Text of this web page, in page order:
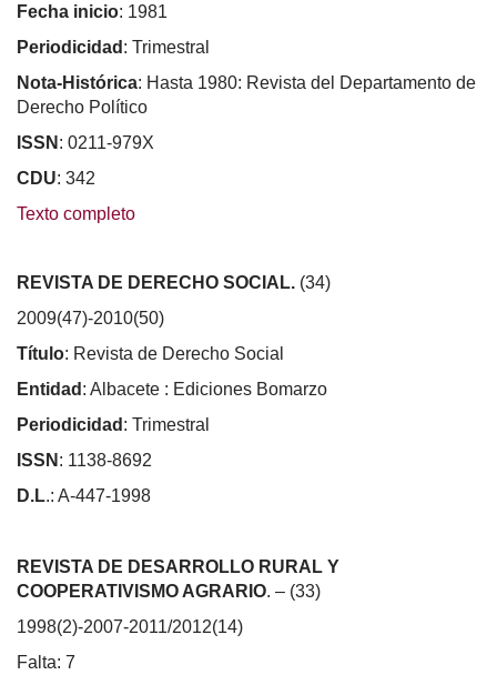
Fecha inicio: 1981
Periodicidad : Trimestral
Nota-Histórica: Hasta 1980: Revista del Departamento de
Derecho Político
ISSN : 0211-979X
CDU: 342
Texto completo
REVISTA DE DERECHO SOCIAL. (34)
2009(47)-2010(50)
Título: Revista de Derecho Social
Entidad : Albacete : Ediciones Bomarzo
Periodicidad : Trimestral
ISSN : 1138-8692
D.L.: A-447-1998
REVISTA DE DESARROLLO RURAL Y
COOPERATIVISMO AGRARIO. – (33)
1998(2)-2007-2011/2012(14)
Falta: 7